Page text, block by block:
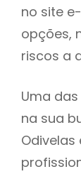
no site
opções,
riscos a
Uma
na sua